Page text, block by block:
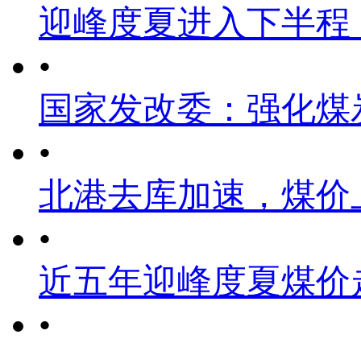
迎峰度夏进入下半
•
国家发改委：强化
•
北港去库加速，煤
•
近五年迎峰度夏煤价
•